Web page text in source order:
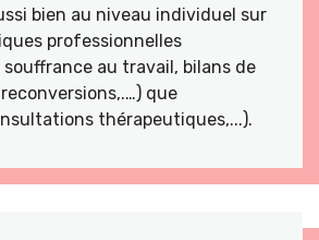
bien au niveau individuel sur
professionnelles
au travail, bilans de
que
thérapeutiques,...).